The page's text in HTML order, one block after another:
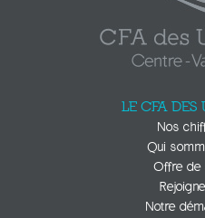
LE CFA DES
Nos
Qui
Offre de
Notre